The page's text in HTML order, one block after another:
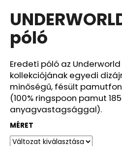
átlagos
értékelése
ből
0,0
csillag.
póló
Eredeti póló az
kollekciójának egyedi
minőségű, fésült
(100% ringspoon pamut
anyagvastagsággal).
MÉRET